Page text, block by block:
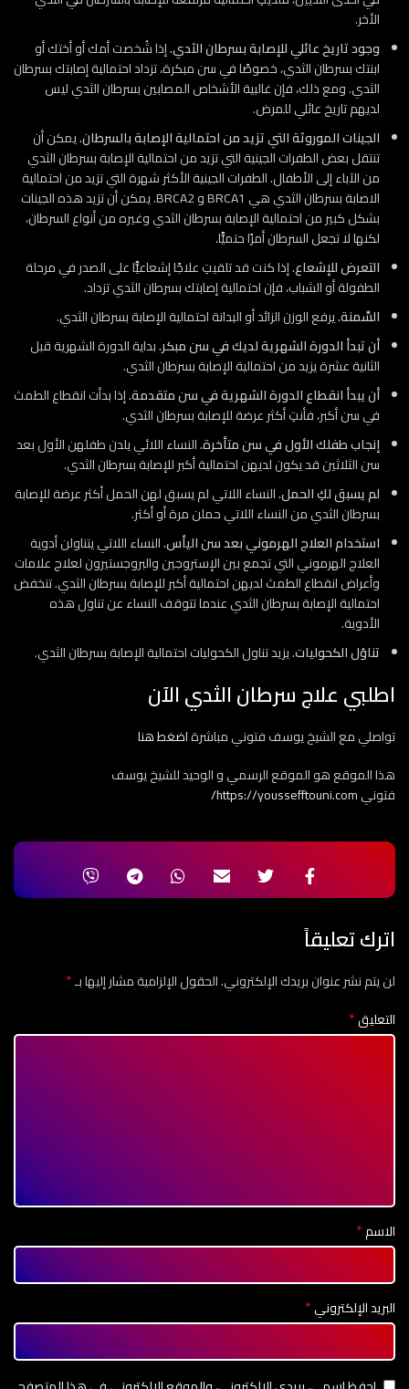
الأخر.
وجود تاريخ عائلي للإصابة بسرطان الثدي.إذا شُخصت أمك أو أختك أو
ابنتك بسرطان الثدي، خصوصًا في سن مبكرة، تزداد احتمالية إصابتك بسرطان
الثدي. ومع ذلك، فإن غالبية الأشخاص المصابين بسرطان الثدي ليس
لديهم تاريخ عائلي للمرض.
الجينات الموروثة التي تزيد من احتمالية الإصابة بالسرطان.يمكن أن
تنتقل بعض الطفرات الجينية التي تزيد من احتمالية الإصابة بسرطان الثدي
من الآباء إلى الأطفال. الطفرات الجينية الأكثر شهرة التي تزيد من احتمالية
الاصابة بسرطان الثدي هي BRCA1 و BRCA2. يمكن أن تزيد هذه الجينات
بشكل كبير من احتمالية الإصابة بسرطان الثدي وغيره من أنواع السرطان،
لكنها لا تجعل السرطان أمرًا حتميًّا.
التعرض للإشعاع.إذا كنت قد تلقيتِ علاجًا إشعاعيًّا على الصدر في مرحلة
الطفولة أو الشباب، فإن احتمالية إصابتك بسرطان الثدي تزداد.
السِّمنة.يرفع الوزن الزائد أو البدانة احتمالية الإصابة بسرطان الثدي.
أن تبدأ الدورة الشهرية لديك في سن مبكر.بداية الدورة الشهرية قبل
الثانية عشرة يزيد من احتمالية الإصابة بسرطان الثدي.
أن يبدأ انقطاع الدورة الشهرية في سن متقدمة.إذا بدأت انقطاع الطمث
في سن أكبر، فأنتِ أكثر عرضة للإصابة بسرطان الثدي.
إنجاب طفلك الأول في سن متأخرة.النساء اللائي يلدن طفلهن الأول بعد
سن الثلاثين قد يكون لديهن احتمالية أكبر للإصابة بسرطان الثدي.
لم يسبق لكِ الحمل.النساء اللاتي لم يسبق لهن الحمل أكثر عرضة للإصابة
بسرطان الثدي من النساء اللاتي حملن مرة أو أكثر.
استخدام العلاج الهرموني بعد سن اليأس.النساء اللاتي يتناولن أدوية
العلاج الهرموني التي تجمع بين الإستروجين والبروجستيرون لعلاج علامات
وأعراض انقطاع الطمث لديهن احتمالية أكبر للإصابة بسرطان الثدي. تنخفض
احتمالية الإصابة بسرطان الثدي عندما تتوقف النساء عن تناول هذه
الأدوية.
تناوُل الكحوليات.يزيد تناول الكحوليات احتمالية الإصابة بسرطان الثدي.
اطلبي علاج سرطان الثدي الآن
تواصلي مع الشيخ يوسف فتوني مباشرةاضغط هنا
هذا الموقع هو الموقع الرسمي و الوحيد للشيخ يوسف
فتونيhttps://youssefftouni.com/
اترك تعليقاً
لن يتم نشر عنوان بريدك الإلكتروني.الحقول الإلزامية مشار إليها بـ*
التعليق*
الاسم*
البريد الإلكتروني*